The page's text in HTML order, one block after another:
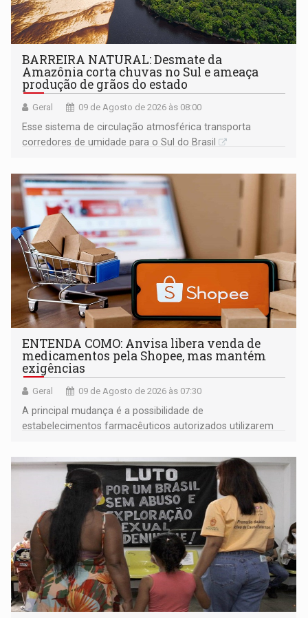
BARREIRA NATURAL: Desmate da
Amazônia corta chuvas no Sul e ameaça
produção de grãos do estado
Geral 09 de Agosto de 2026 às 08:00
Esse sistema de circulação atmosférica transporta
corredores de umidade para o Sul do Brasil
ENTENDA COMO: Anvisa libera venda de
medicamentos pela Shopee, mas mantém
exigências
Geral 09 de Agosto de 2026 às 07:30
A principal mudança é a possibilidade de
estabelecimentos farmacêuticos autorizados utilizarem